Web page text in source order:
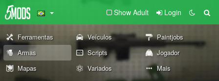
Show Adult Login
Ferramentas Veículos
Paintjobs
Armas
Scripts
Jogador
Mapas
Variados Mais